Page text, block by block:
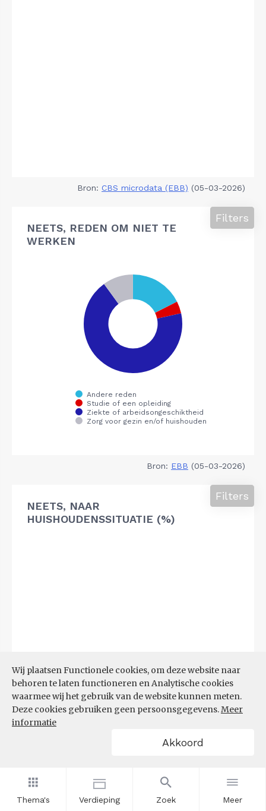
Thema's Verdieping Zoek Meer
Wij plaatsen Functionele cookies, om deze website naar
behoren te laten functioneren en Analytische cookies
waarmee wij het gebruik van de website kunnen meten.
Deze cookies gebruiken geen persoonsgegevens.Meer
informatie
Akkoord
Bron: CBS microdata (EBB) (05-03-2026)
NEETS, REDEN OM NIET TE
WERKEN
Filters
Bron: EBB (05-03-2026)
NEETS, NAAR
HUISHOUDENSSITUATIE (%)
Filters
CBS microdata (EBB)(09-03-2026)
AANDEEL NEETS NAAR REGIO
(%)